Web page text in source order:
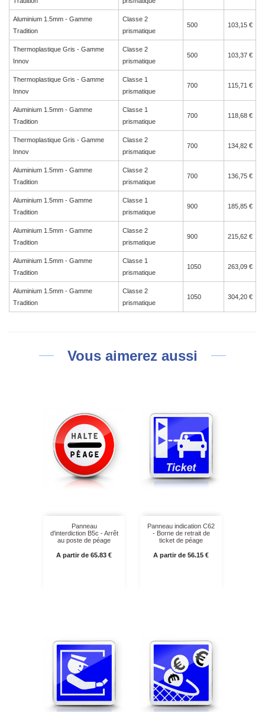
Aluminium 1.5mm - Gamme
Tradition
Classe 2
prismatique
500 103,15 €
Thermoplastique Gris - Gamme
Innov
Classe 2
prismatique
500 103,37 €
Thermoplastique Gris - Gamme
Innov
Classe 1
prismatique
700 115,71 €
Aluminium 1.5mm - Gamme
Tradition
Classe 1
prismatique
700 118,68 €
Thermoplastique Gris - Gamme
Innov
Classe 2
prismatique
700 134,82 €
Aluminium 1.5mm - Gamme
Tradition
Classe 2
prismatique
700 136,75 €
Aluminium 1.5mm - Gamme
Tradition
Classe 1
prismatique
900 185,85 €
Aluminium 1.5mm - Gamme
Tradition
Classe 2
prismatique
900 215,62 €
Aluminium 1.5mm - Gamme
Tradition
Classe 1
prismatique
1050 263,09 €
Aluminium 1.5mm - Gamme
Tradition
Classe 2
prismatique
1050 304,20 €
Vous aimerez aussi
Panneau
d'interdiction B5c - Arrêt
au poste de péage
Prix
A partir de 65.83 €
Panneau indication C62
- Borne de retrait de
ticket de péage
Prix
A partir de 56.15 €